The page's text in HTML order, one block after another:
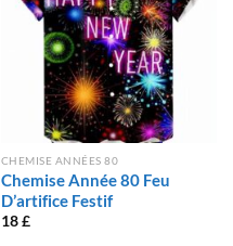
CHEMISE ANNÉES 80
Chemise Année 80 Feu
D’artifice Festif
18£